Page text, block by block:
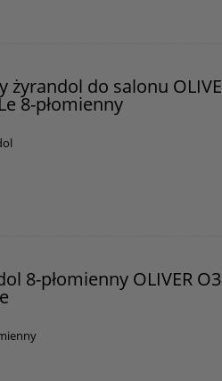
żyrandol do salonu
8-płomienny
8-płomienny OLIVER